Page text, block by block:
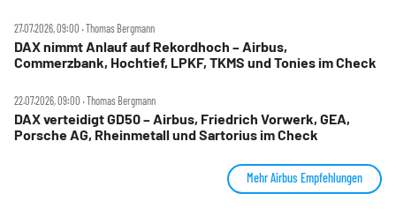
27.07.2026, 09:00 ‧ Thomas Bergmann
DAX nimmt Anlauf auf Rekordhoch – Airbus,
Commerzbank, Hochtief, LPKF, TKMS und Tonies im Check
22.07.2026, 09:00 ‧ Thomas Bergmann
DAX verteidigt GD50 – Airbus, Friedrich Vorwerk, GEA,
Porsche AG, Rheinmetall und Sartorius im Check
Mehr Airbus Empfehlungen